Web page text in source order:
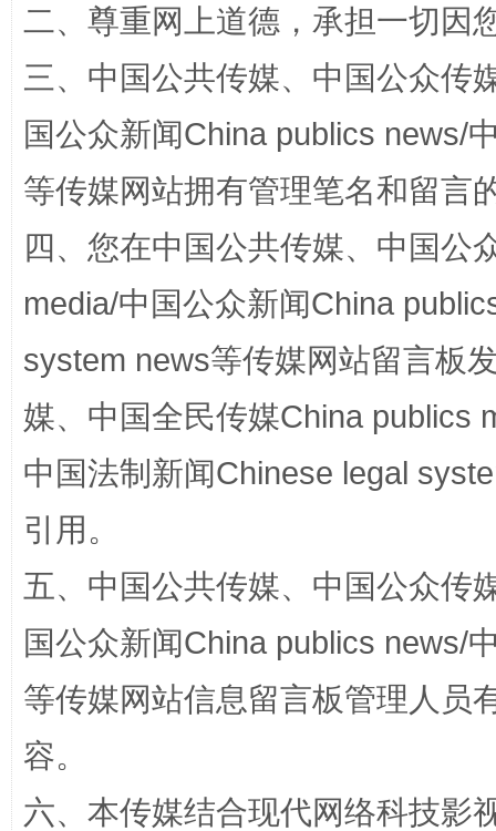
解纷+调解+退费，一次搞定
站台名比不上好声名
漫山遍野的桃花与雪山、麦地、白藏房 除
二、尊重网上道德，承担一切因
三、中国公共传媒、中国公众传
国公众新闻China publics news/
等传媒网站拥有管理笔名和留言
四、您在中国公共传媒、中国公
media/中国公众新闻China
system news等传媒网站留言板
媒、中国全民传媒China publics
中国法制新闻Chinese legal
引用。
五、中国公共传媒、中国公众传
国公众新闻China publics news/
等传媒网站信息留言板管理人员
容。
六、本传媒结合现代网络科技影